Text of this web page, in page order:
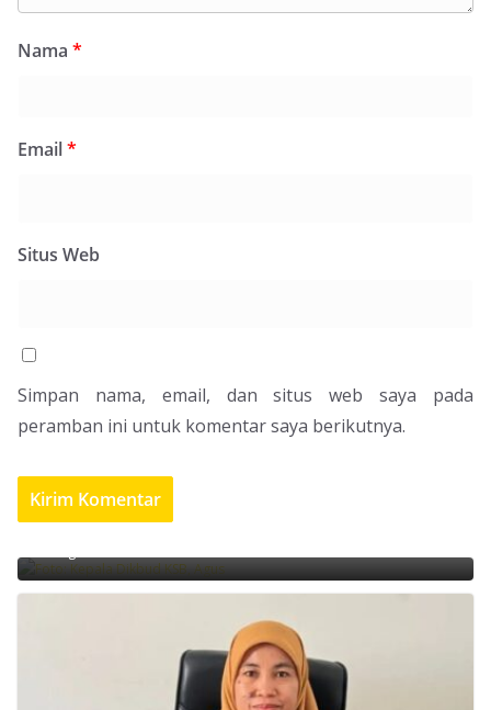
Nama *
Email*
Situs Web
Simpan nama, email, dan situs web saya pada
peramban ini untuk komentar saya berikutnya.
Pemerintah KSB Masih Kaji Status Penerbitan Buku
Mulok